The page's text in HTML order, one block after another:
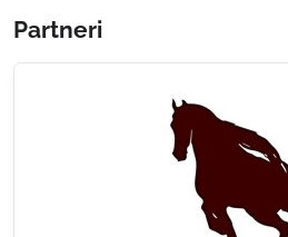
Partneri